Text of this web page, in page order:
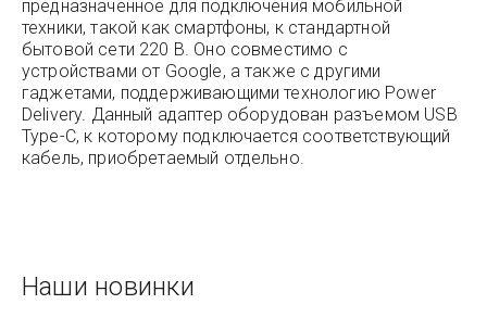
предназначенное для подключения мобильной
техники, такой как смартфоны, к стандартной
бытовой сети 220 В. Оно совместимо с
устройствами от Google, а также с другими
гаджетами, поддерживающими технологию Power
Delivery. Данный адаптер оборудован разъемом USB
Type-C, к которому подключается соответствующий
кабель, приобретаемый отдельно.
Наши новинки